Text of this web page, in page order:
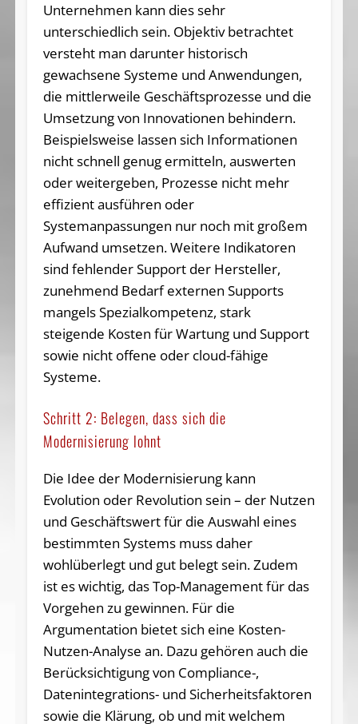
Unternehmen kann dies sehr
unterschiedlich sein. Objektiv betrachtet
versteht man darunter historisch
gewachsene Systeme und Anwendungen,
die mittlerweile Geschäftsprozesse und die
Umsetzung von Innovationen behindern.
Beispielsweise lassen sich Informationen
nicht schnell genug ermitteln, auswerten
oder weitergeben, Prozesse nicht mehr
effizient ausführen oder
Systemanpassungen nur noch mit großem
Aufwand umsetzen. Weitere Indikatoren
sind fehlender Support der Hersteller,
zunehmend Bedarf externen Supports
mangels Spezialkompetenz, stark
steigende Kosten für Wartung und Support
sowie nicht offene oder cloud-fähige
Systeme.
Schritt 2: Belegen, dass sich die
Modernisierung lohnt
Die Idee der Modernisierung kann
Evolution oder Revolution sein – der Nutzen
und Geschäftswert für die Auswahl eines
bestimmten Systems muss daher
wohlüberlegt und gut belegt sein. Zudem
ist es wichtig, das Top-Management für das
Vorgehen zu gewinnen. Für die
Argumentation bietet sich eine Kosten-
Nutzen-Analyse an. Dazu gehören auch die
Berücksichtigung von Compliance-,
Datenintegrations- und Sicherheitsfaktoren
sowie die Klärung, ob und mit welchem